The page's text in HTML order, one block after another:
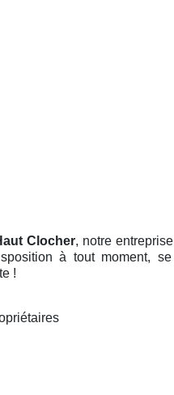
Clocher, notre
à tout moment,
!